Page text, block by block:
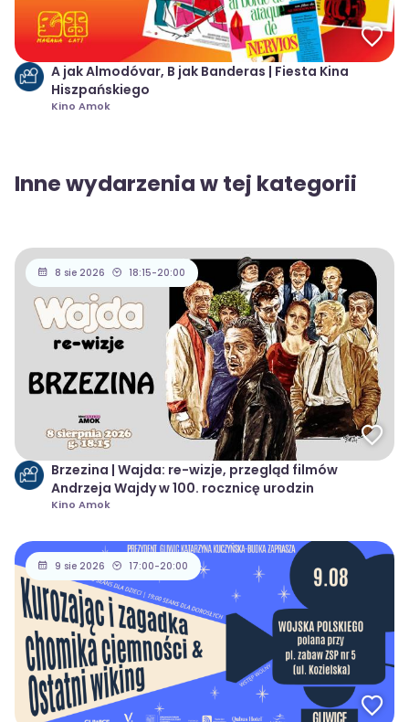
A jak Almodóvar, B jak Banderas | Fiesta Kina
Hiszpańskiego
Kino Amok
Inne wydarzenia w tej kategorii
8 sie 2026 18:15-20:00
Brzezina | Wajda: re-wizje, przegląd filmów
Andrzeja Wajdy w 100. rocznicę urodzin
Kino Amok
9 sie 2026 17:00-20:00